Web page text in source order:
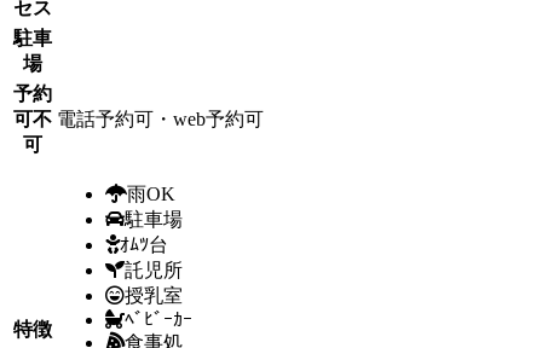
セス
駐車
場
予約
可不
可
電話予約可・web予約可
特徴
雨OK
駐車場
ｵﾑﾂ台
託児所
授乳室
ﾍﾞﾋﾞｰｶｰ
食事処